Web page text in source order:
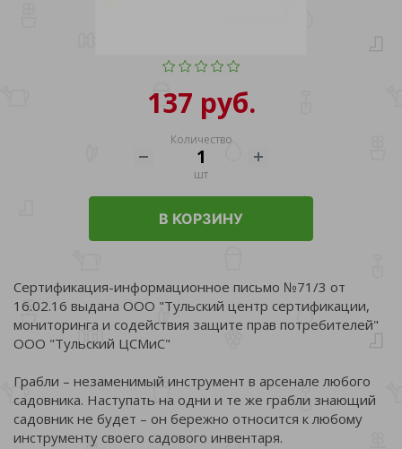
137 руб.
Количество
шт
В КОРЗИНУ
Сертификация-информационное письмо №71/3 от
16.02.16 выдана ООО "Тульский центр сертификации,
мониторинга и содействия защите прав потребителей"
ООО "Тульский ЦСМиС"
Грабли – незаменимый инструмент в арсенале любого
садовника. Наступать на одни и те же грабли знающий
садовник не будет – он бережно относится к любому
инструменту своего садового инвентаря.